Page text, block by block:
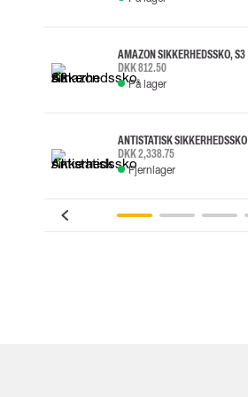
AMAZON SIKKERHEDSSKO, S3
DKK 812.50
På lager
ANTISTATISK SIKKERHEDSSKO
DKK 2,338.75
Fjernlager